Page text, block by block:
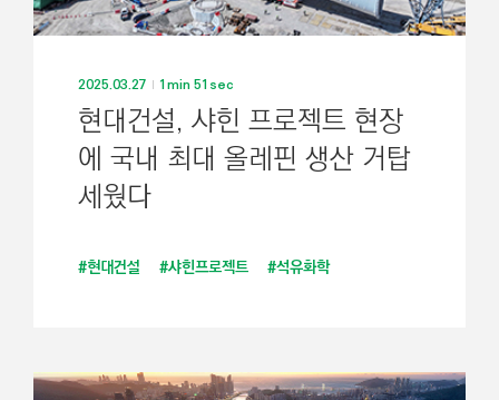
2025.03.27 1min 51sec
현대건설, 샤힌 프로젝트 현장
에 국내 최대 올레핀 생산 거탑
세웠다
#현대건설 #샤힌프로젝트 #석유화학